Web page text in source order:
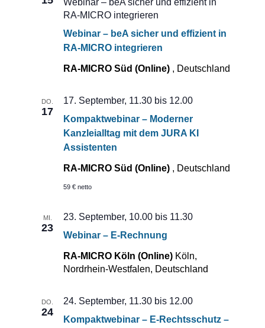
Webinar – beA sicher und effizient in
RA-MICRO integrieren
Webinar – beA sicher und effizient in
RA-MICRO integrieren
RA-MICRO Süd (Online) , Deutschland
DO.
17
Kompaktwebinar – Moderner
Kanzleialltag mit dem JURA KI
Assistenten
17. September, 11.30 bis 12.00
RA-MICRO Süd (Online) , Deutschland
59 € netto
MI.
23
Webinar – E-Rechnung
23. September, 10.00 bis 11.30
RA-MICRO Köln (Online) Köln,
Nordrhein-Westfalen, Deutschland
DO.
24
Kompaktwebinar – E-Rechtsschutz –
24. September, 11.30 bis 12.00